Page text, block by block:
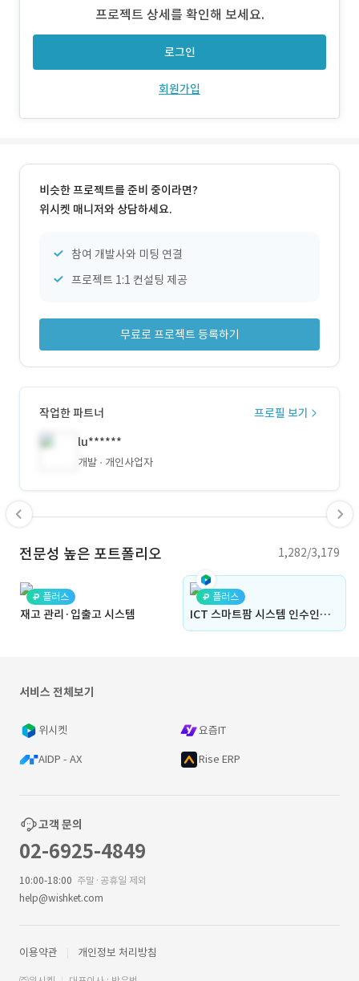
경 추천및 구성 4) 인계 당시 진행완성도 30% 이하 를 최대
프로젝트 상세를 확인해 보세요.
로그인
회원가입
비슷한 프로젝트를 준비 중이라면?
위시켓 매니저와 상담하세요.
참여 개발사와 미팅 연결
프로젝트 1:1 컨설팅 제공
무료로 프로젝트 등록하기
작업한 파트너
프로필 보기
lu******
개발 개인사업자
전문성 높은 포트폴리오 1,282/3,179
플러스
재고 관리·입출고 시스템
플러스
ICT 스마트팜 시스템 인수인계 , 자료이관, 안전성 보장 시스템 구축
서비스 전체보기
위시켓 요즘IT
AIDP - AX Rise ERP
고객 문의
02-6925-4849
10:00-18:00 주말·공휴일 제외
help@wishket.com
이용약관 개인정보 처리방침